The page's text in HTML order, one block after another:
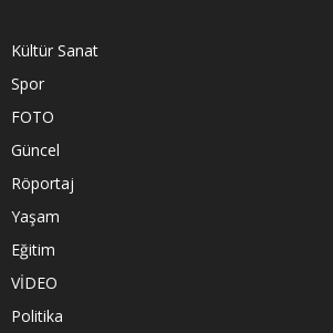
Kültür Sanat
Spor
FOTO
Güncel
Röportaj
Yaşam
Eğitim
VİDEO
Politika